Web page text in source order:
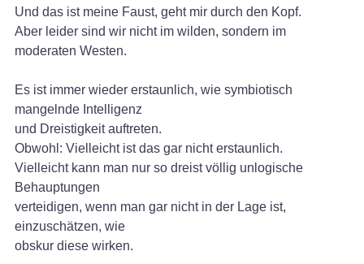
Und das ist meine Faust, geht mir durch den Kopf.
Aber leider sind wir nicht im wilden, sondern im
moderaten Westen.
Es ist immer wieder erstaunlich, wie symbiotisch
mangelnde Intelligenz
und Dreistigkeit auftreten.
Obwohl: Vielleicht ist das gar nicht erstaunlich.
Vielleicht kann man nur so dreist völlig unlogische
Behauptungen
verteidigen, wenn man gar nicht in der Lage ist,
einzuschätzen, wie
obskur diese wirken.